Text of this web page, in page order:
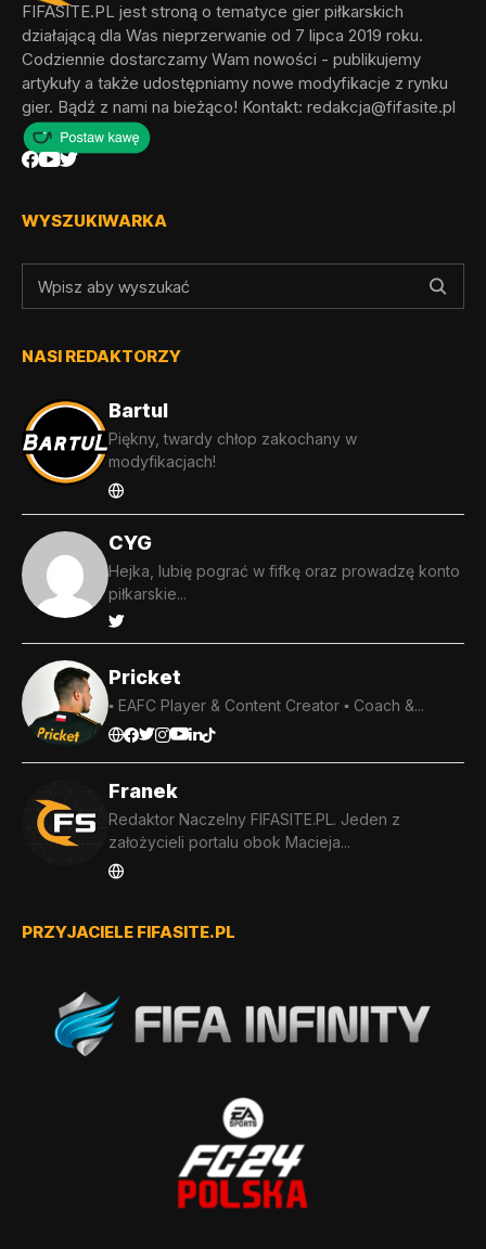
FIFASITE.PL jest stroną o tematyce gier piłkarskich
działającą dla Was nieprzerwanie od 7 lipca 2019 roku.
Codziennie dostarczamy Wam nowości - publikujemy
artykuły a także udostępniamy nowe modyfikacje z rynku
gier. Bądź z nami na bieżąco! Kontakt: redakcja@fifasite.pl
WYSZUKIWARKA
NASI REDAKTORZY
Bartul
Piękny, twardy chłop zakochany w
modyfikacjach!
CYG
Hejka, lubię pograć w fifkę oraz prowadzę konto
piłkarskie...
Pricket
▪️ EAFC Player & Content Creator ▪️ Coach &...
Franek
Redaktor Naczelny FIFASITE.PL. Jeden z
założycieli portalu obok Macieja...
PRZYJACIELE FIFASITE.PL